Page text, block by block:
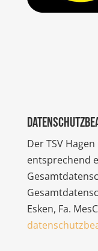
Der TSV
entsprechend
Esken, Fa.